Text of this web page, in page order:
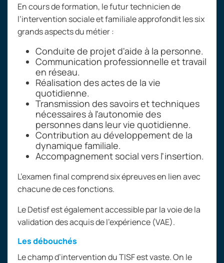
En cours de formation, le futur technicien de
l’intervention sociale et familiale approfondit les six
grands aspects du métier:
Conduite de projet d'aide à la personne.
Communication professionnelle et travail
en réseau.
Réalisation des actes de la vie
quotidienne.
Transmission des savoirs et techniques
nécessaires à l'autonomie des
personnes dans leur vie quotidienne.
Contribution au développement de la
dynamique familiale.
Accompagnement social vers l'insertion.
L’examen final comprend six épreuves en lien avec
chacune de ces fonctions.
Le Detisf est également accessible par la voie de la
validation des acquis de l’expérience (VAE).
Les débouchés
Le champ d’intervention du TISF est vaste. On le